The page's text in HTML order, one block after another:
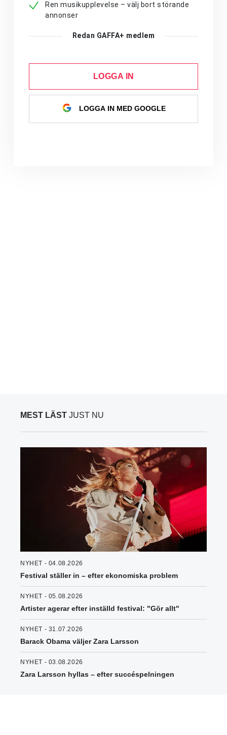
Ren musikupplevelse – välj bort störande
annonser
Redan GAFFA+ medlem
LOGGA IN
LOGGA IN MED GOOGLE
MEST LÄST JUST NU
NYHET - 04.08.2026
Festival ställer in – efter ekonomiska problem
NYHET - 05.08.2026
Artister agerar efter inställd festival: "Gör allt"
NYHET - 31.07.2026
Barack Obama väljer Zara Larsson
NYHET - 03.08.2026
Zara Larsson hyllas – efter succéspelningen